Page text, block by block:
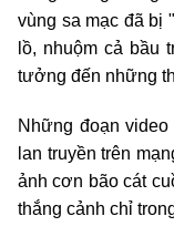
vùng sa mạc đã bị
lồ, nhuộm cả bầu
tưởng đến những
Những đoạn
lan truyền trên
ảnh cơn bão cát
thắng cảnh chỉ